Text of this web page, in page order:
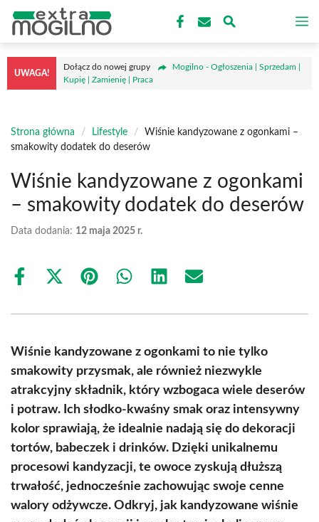
treści
UWAGA!
Dołącz do nowej grupy
Mogilno - Ogłoszenia | Sprzedam |
Kupię | Zamienię | Praca
Strona główna / Lifestyle /
Wiśnie kandyzowane z ogonkami –
smakowity dodatek do deserów
Wiśnie kandyzowane z ogonkami
– smakowity dodatek do deserów
Data dodania: 12 maja 2025 r.
Share
Share
(Twitter)
Share Share Share Share
Wiśnie kandyzowane z ogonkami to nie tylko
smakowity przysmak, ale również niezwykle
atrakcyjny składnik, który wzbogaca wiele deserów
i potraw. Ich słodko-kwaśny smak oraz intensywny
kolor sprawiają, że idealnie nadają się do dekoracji
tortów, babeczek i drinków. Dzięki unikalnemu
procesowi kandyzacji, te owoce zyskują dłuższą
trwałość, jednocześnie zachowując swoje cenne
walory odżywcze. Odkryj, jak kandyzowane wiśnie